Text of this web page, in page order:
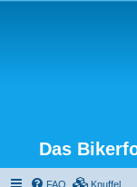
Das
FAQ Knuffel